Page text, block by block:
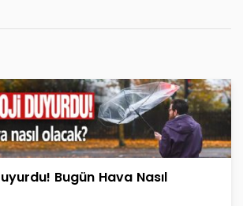
Bugün Hava Nasıl